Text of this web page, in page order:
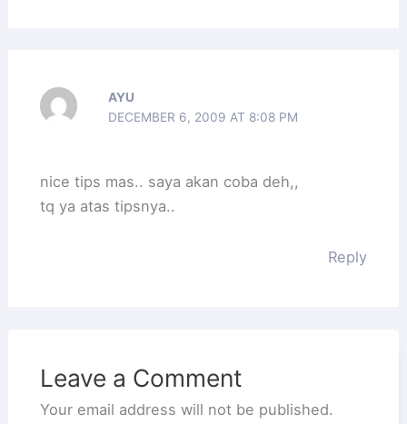
AYU
DECEMBER 6, 2009 AT 8:08 PM
nice tips mas.. saya akan coba deh,,
tq ya atas tipsnya..
Reply
Leave a Comment
Your email address will not be published.